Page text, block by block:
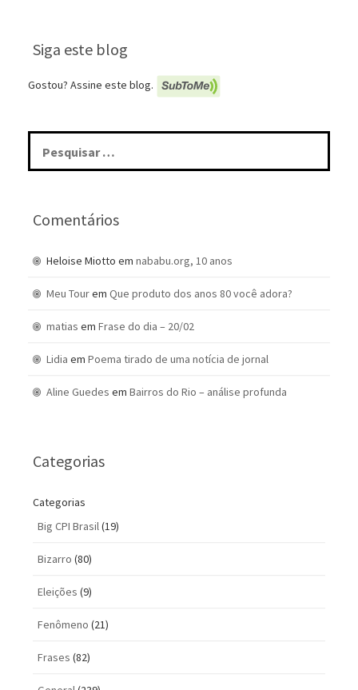
Siga este blog
Gostou? Assine este blog.
Pesquisar
por:
Comentários
Heloise Miotto em nababu.org, 10 anos
Meu Tourem Que produto dos anos 80 você adora?
matias em Frase do dia – 20/02
Lidia em Poema tirado de uma notícia de jornal
Aline Guedes em Bairros do Rio – análise profunda
Categorias
Categorias
Big CPI Brasil(19)
Bizarro (80)
Eleições (9)
Fenômeno (21)
Frases (82)